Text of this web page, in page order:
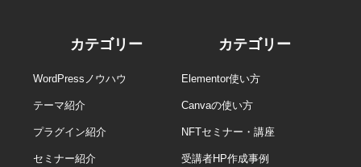
カテゴリー
WordPressノウハウ
テーマ紹介
プラグイン紹介
セミナー紹介
カテゴリー
Elementor使い方
Canvaの使い方
NFTセミナー・講座
受講者HP作成事例